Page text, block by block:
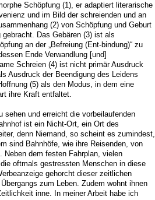
Schöpfung (1), er adaptiert literarische
und im Bild der schreienden und an
(2) von Schöpfung und Geburt
Das Gebären (3) ist als
an der „Befreiung (Ent-bindung)“ zu
Ende Verwandlung [und]
Schreien (4) ist nicht primär Ausdruck
Ausdruck der Beendigung des Leidens
(5) als den Modus, in dem eine
ihre Kraft entfaltet.
sehen und erreicht die vorbeilaufenden
ist ein Nicht-Ort, ein Ort des
denn Niemand, so scheint es zumindest,
sind Bahnhöfe, wie ihre Reisenden, von
Neben dem festen Fahrplan, vielen
oftmals gestressten Menschen in diese
gehorcht dieser zeitlichen
zum Leben. Zudem wohnt ihnen
inne. In meiner Arbeit habe ich